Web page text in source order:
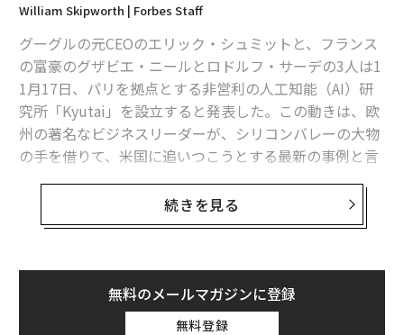
関連記事
グーグル元CEOとフランスの富豪2人がパリで「AI研究所」設立
AIブームの波に乗る半導体スタートアップMangoBoostが5500万ドル調達
サム・アルトマン、OpenAIのCEOへの復帰に合意
AI学習データから「ゴミ」を除去 米Cleanlabが評価額1億ドル達成
AI / 人工知能 NVIDIA / エヌビディア 半導体
決算/決算発表
William Skipworth | Forbes Staff
グーグルの元CEOのエリック・シュミットと、フランス
の富豪のグザビエ・ニールとロドルフ・サーデの3人は1
1月17日、パリを拠点とする非営利の人工知能（AI）研
究所「Kyutai」を設立すると発表した。この動きは、欧
州の著名なビジネスリーダーが、シリコンバレーの大物
の手を借りて、米国に追いつこうとする最新の事例と言
発表によると、コンテナ海運大手のCMA CGMを率いるサ
れ1億ユーロ（約163億円）を出資し、シュミットは自身
の慈善団体シュミット・フューチャーズを通じて非公開
の金額を出資する。
続きを見る
無料のメールマガジンに登録
無料登録